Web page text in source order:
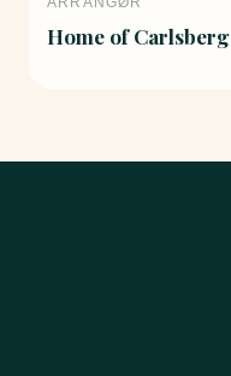
Home of Carlsberg